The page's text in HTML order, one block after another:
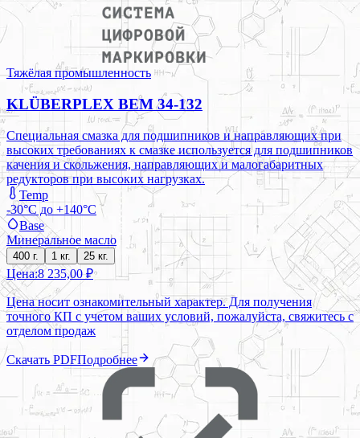
Тяжёлая промышленность
KLÜBERPLEX BEM 34-132
Специальная смазка для подшипников и направляющих при
высоких требованиях к смазке используется для подшипников
качения и скольжения, направляющих и малогабаритных
редукторов при высоких нагрузках.
Temp
-30°C до +140°C
Base
Минеральное масло
400 г. 1 кг. 25 кг.
Цена:8 235,00 ₽
Цена носит ознакомительный характер. Для получения
точного КП с учетом ваших условий, пожалуйста, свяжитесь с
отделом продаж
Скачать PDFПодробнее